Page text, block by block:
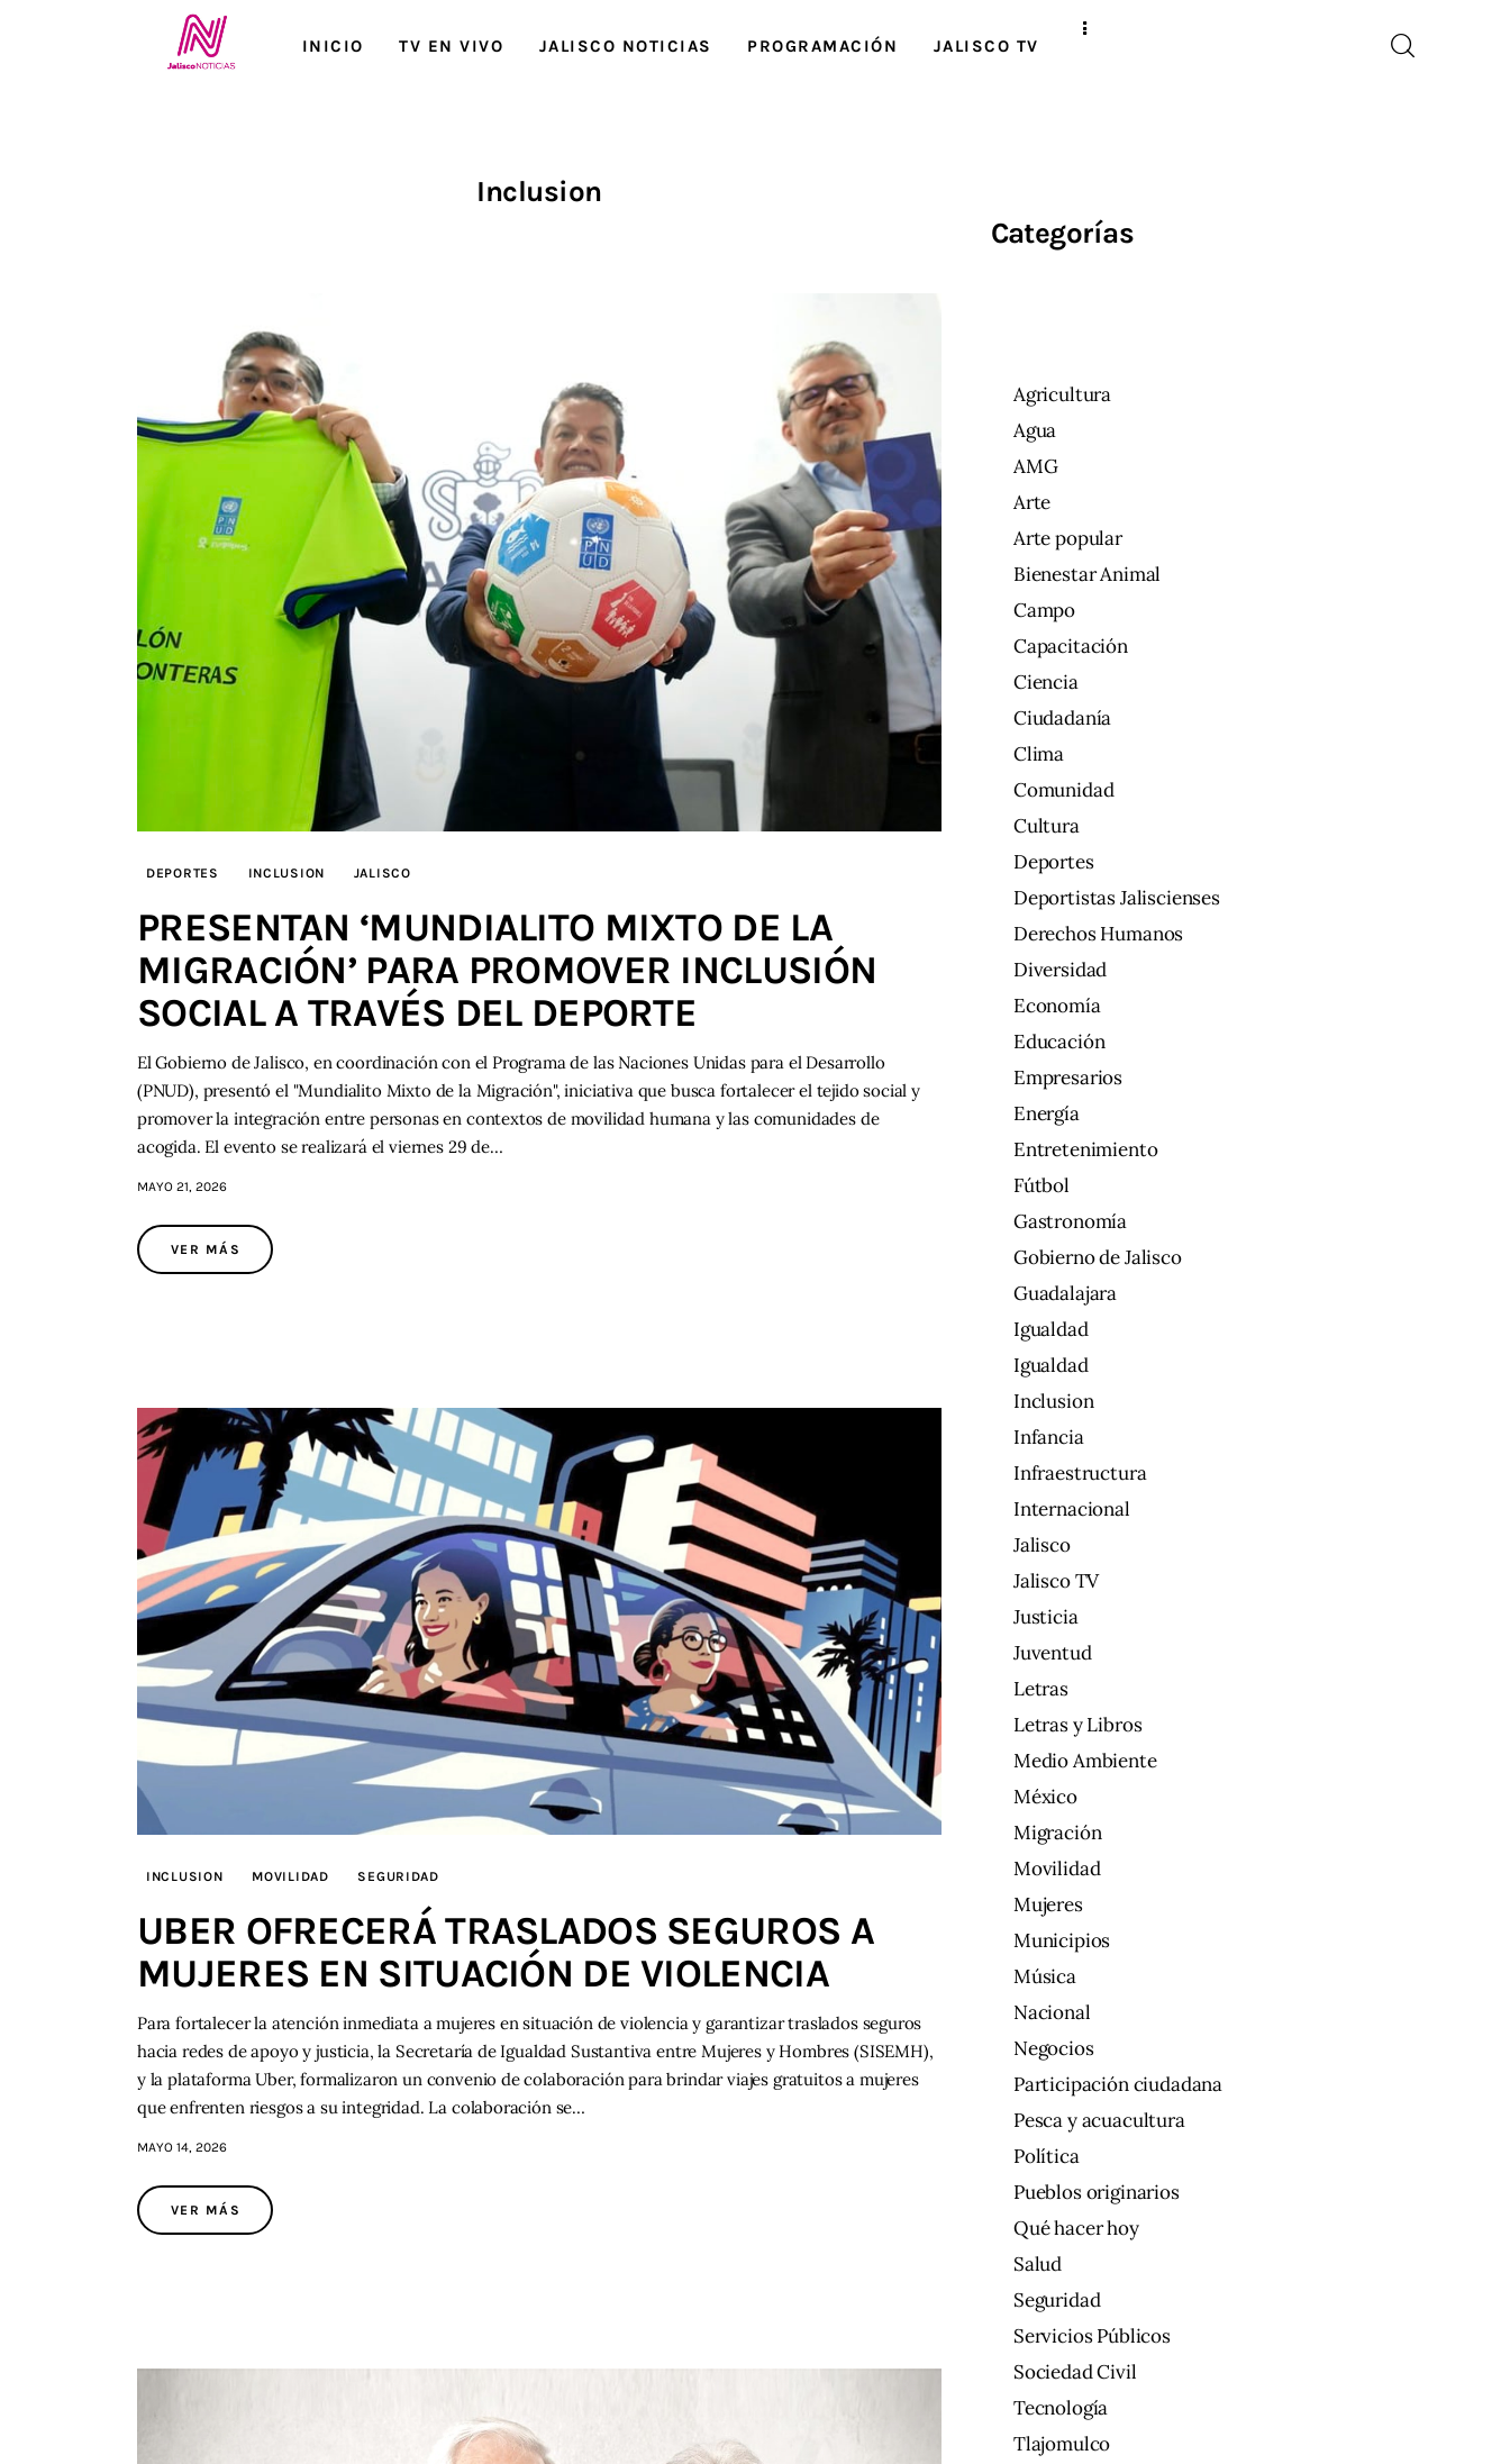
INICIO TV EN VIVO JALISCO NOTICIAS PROGRAMACIÓN JALISCO TV
Inclusion
DEPORTES INCLUSION JALISCO
PRESENTAN ‘MUNDIALITO MIXTO DE LA
MIGRACIÓN’ PARA PROMOVER INCLUSIÓN
SOCIAL A TRAVÉS DEL DEPORTE
El Gobierno de Jalisco, en coordinación con el Programa de las Naciones Unidas para el Desarrollo
(PNUD), presentó el "Mundialito Mixto de la Migración", iniciativa que busca fortalecer el tejido social y
promover la integración entre personas en contextos de movilidad humana y las comunidades de
acogida. El evento se realizará el viernes 29 de…
MAYO 21, 2026
VER MÁS
INCLUSION MOVILIDAD SEGURIDAD
UBER OFRECERÁ TRASLADOS SEGUROS A
MUJERES EN SITUACIÓN DE VIOLENCIA
Para fortalecer la atención inmediata a mujeres en situación de violencia y garantizar traslados seguros
hacia redes de apoyo y justicia, la Secretaría de Igualdad Sustantiva entre Mujeres y Hombres (SISEMH),
y la plataforma Uber, formalizaron un convenio de colaboración para brindar viajes gratuitos a mujeres
que enfrenten riesgos a su integridad. La colaboración se…
MAYO 14, 2026
VER MÁS
Categorías
Agricultura
Agua
AMG
Arte
Arte popular
Bienestar Animal
Campo
Capacitación
Ciencia
Ciudadanía
Clima
Comunidad
Cultura
Deportes
Deportistas Jaliscienses
Derechos Humanos
Diversidad
Economía
Educación
Empresarios
Energía
Entretenimiento
Fútbol
Gastronomía
Gobierno de Jalisco
Guadalajara
Igualdad
Igualdad
Inclusion
Infancia
Infraestructura
Internacional
Jalisco
Jalisco TV
Justicia
Juventud
Letras
Letras y Libros
Medio Ambiente
México
Migración
Movilidad
Mujeres
Municipios
Música
Nacional
Negocios
Participación ciudadana
Pesca y acuacultura
Política
Pueblos originarios
Qué hacer hoy
Salud
Seguridad
Servicios Públicos
Sociedad Civil
Tecnología
Tlajomulco